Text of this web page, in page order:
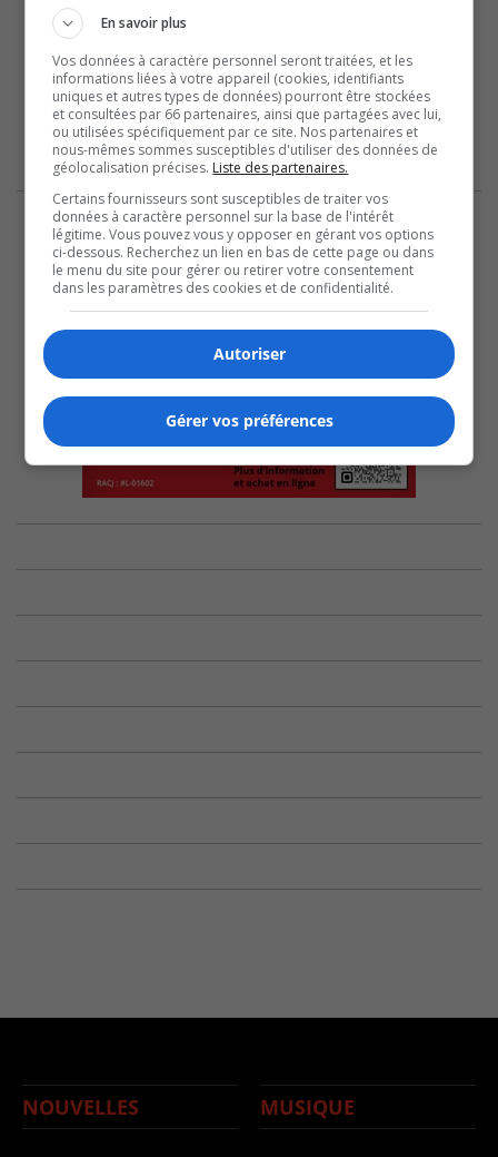
NOUVELLES MUSIQUE
En savoir plus
Vos données à caractère personnel seront traitées, et les
informations liées à votre appareil (cookies, identifiants
uniques et autres types de données) pourront être stockées
et consultées par 66 partenaires, ainsi que partagées avec lui,
ou utilisées spécifiquement par ce site. Nos partenaires et
nous-mêmes sommes susceptibles d'utiliser des données de
géolocalisation précises. Liste des partenaires.
Certains fournisseurs sont susceptibles de traiter vos
données à caractère personnel sur la base de l'intérêt
légitime. Vous pouvez vous y opposer en gérant vos options
ci-dessous. Recherchez un lien en bas de cette page ou dans
le menu du site pour gérer ou retirer votre consentement
dans les paramètres des cookies et de confidentialité.
Autoriser
Gérer vos préférences